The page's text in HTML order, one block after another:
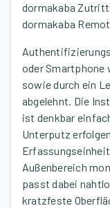
dormakaba
dormakaba
oder Smartphone
sowie durch ein
abgelehnt. Die
ist denkbar
Unterputz
Außenbereich
passt dabei
kratzfeste